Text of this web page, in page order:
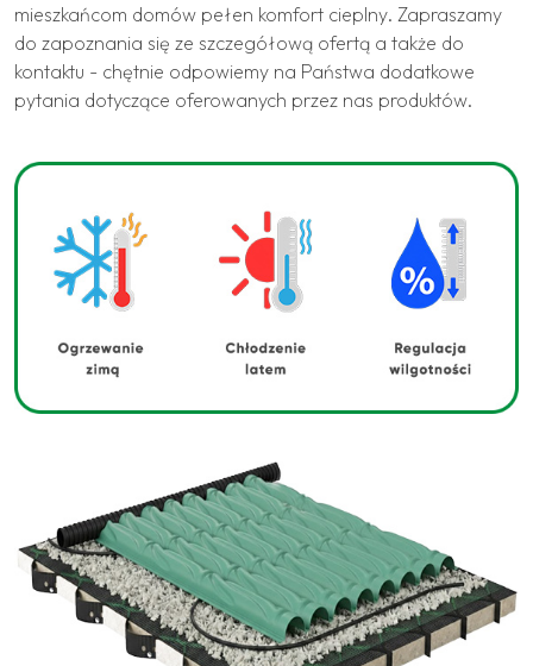
mieszkańcom domów pełen komfort cieplny. Zapraszamy
do zapoznania się ze szczegółową ofertą a także do
kontaktu - chętnie odpowiemy na Państwa dodatkowe
pytania dotyczące oferowanych przez nas produktów.